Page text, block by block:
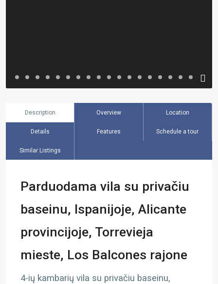
Description Overview Location
Details Features Schedule a tour
Similar Listings
Parduodama vila su privačiu
baseinu, Ispanijoje, Alicante
provincijoje, Torrevieja
mieste, Los Balcones rajone
4-ių kambarių vila su privačiu baseinu,